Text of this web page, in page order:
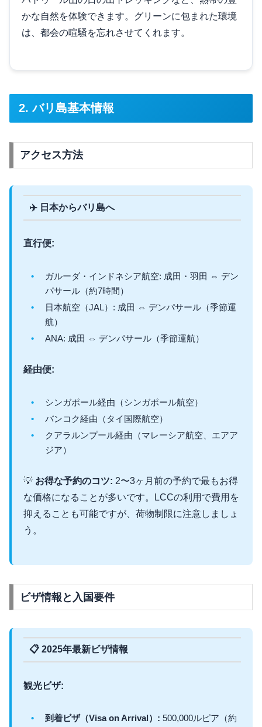
かな自然を体験できます。グリーンに包まれた環境
は、都会の喧騒を忘れさせてくれます。
2. バリ島基本情報
アクセス方法
✈️ 日本からバリ島へ
直行便:
ガルーダ・インドネシア航空: 成田・羽田 ⇔ デン
パサール（約7時間）
日本航空（JAL）: 成田 ⇔ デンパサール（季節運
航）
ANA: 成田 ⇔ デンパサール（季節運航）
経由便:
シンガポール経由（シンガポール航空）
バンコク経由（タイ国際航空）
クアラルンプール経由（マレーシア航空、エアア
ジア）
💡 お得な予約のコツ: 2〜3ヶ月前の予約で最もお得
な価格になることが多いです。LCCの利用で費用を
抑えることも可能ですが、荷物制限に注意しましょ
う。
ビザ情報と入国要件
📋 2025年最新ビザ情報
観光ビザ:
到着ビザ（Visa on Arrival）: 500,000ルピア（約